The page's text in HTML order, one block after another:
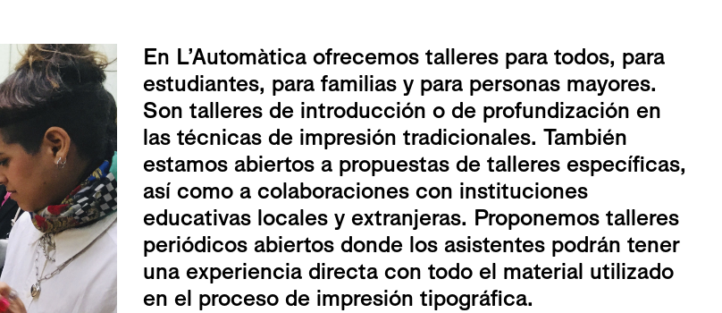
En L’Automàtica ofrecemos talleres para todos, para
estudiantes, para familias y para personas mayores.
Son talleres de introducción o de profundización en
las técnicas de impresión tradicionales. También
estamos abiertos a propuestas de talleres específicas,
así como a colaboraciones con instituciones
educativas locales y extranjeras. Proponemos talleres
periódicos abiertos donde los asistentes podrán tener
una experiencia directa con todo el material utilizado
en el proceso de impresión tipográfica.